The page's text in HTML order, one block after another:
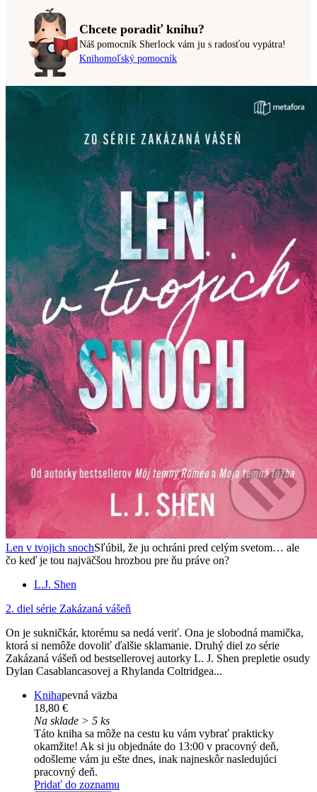
Chcete poradiť knihu?
Náš pomocník Sherlock vám ju s radosťou vypátra!
Knihomoľský pomocník
Len v tvojich snochSľúbil, že ju ochráni pred celým svetom… ale
čo keď je tou najväčšou hrozbou pre ňu práve on?
L.J. Shen
2. diel série Zakázaná vášeň
On je sukničkár, ktorému sa nedá veriť. Ona je slobodná mamička,
ktorá si nemôže dovoliť ďalšie sklamanie. Druhý diel zo série
Zakázaná vášeň od bestsellerovej autorky L. J. Shen prepletie osudy
Dylan Casablancasovej a Rhylanda Coltridgea...
Knihapevná väzba
18,80 €
Na sklade > 5 ks
Táto kniha sa môže na cestu ku vám vybrať prakticky
okamžite! Ak si ju objednáte do 13:00 v pracovný deň,
odošleme vám ju ešte dnes, inak najneskôr nasledujúci
pracovný deň.
Pridať do zoznamu